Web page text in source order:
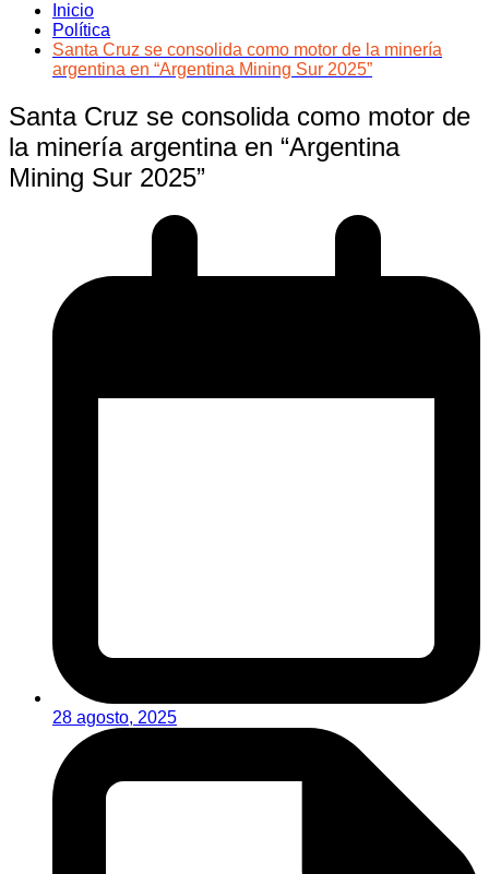
Inicio
Política
Santa Cruz se consolida como motor de la minería
argentina en “Argentina Mining Sur 2025”
Santa Cruz se consolida como motor de
la minería argentina en “Argentina
Mining Sur 2025”
28 agosto, 2025